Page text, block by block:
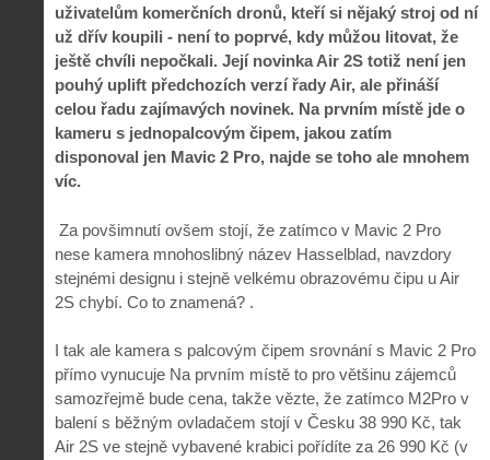
uživatelům komerčních dronů, kteří si nějaký stroj od ní
už dřív koupili - není to poprvé, kdy můžou litovat, že
ještě chvíli nepočkali. Její novinka Air 2S totiž není jen
pouhý uplift předchozích verzí řady Air, ale přináší
celou řadu zajímavých novinek. Na prvním místě jde o
kameru s jednopalcovým čipem, jakou zatím
disponoval jen Mavic 2 Pro, najde se toho ale mnohem
víc.
Za povšimnutí ovšem stojí, že zatímco v Mavic 2 Pro
nese kamera mnohoslibný název Hasselblad, navzdory
stejnémi designu i stejně velkému obrazovému čipu u Air
2S chybí. Co to znamená? .
I tak ale kamera s palcovým čipem srovnání s Mavic 2 Pro
přímo vynucuje Na prvním místě to pro většinu zájemců
samozřejmě bude cena, takže vězte, že zatímco M2Pro v
balení s běžným ovladačem stojí v Česku 38 990 Kč, tak
Air 2S ve stejně vybavené krabici pořídíte za 26 990 Kč (v